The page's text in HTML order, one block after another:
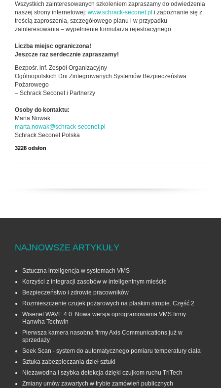
Wszystkich zainteresowanych szkoleniem zapraszamy do odwiedzenia
naszej strony internetowej: www.schrack-seconet.pl i zapoznanie się z
treścią zaproszenia, szczegółowego planu i w przypadku
zainteresowania – wypełnienie formularza rejestracyjnego.
Liczba miejsc ograniczona!
Jeszcze raz serdecznie zapraszamy!
Bezpośr. inf. Zespół Organizacyjny
Ogólnopolskich Dni Zintegrowanych Systemów Bezpieczeństwa
Pożarowego
– Schrack Seconet i Partnerzy
Osoby do kontaktu:
Marta Nowak
marta.nowak@schrack-seconet.pl
Schrack Seconet Polska
3228 odsłon
NAJNOWSZE ARTYKUŁY
Sztuczna inteligencja w systemach VMS
Korzyści z integracji zasobów w inteligentnym mieście
Bezpieczeństwo i zdrowie pracowników
Rozmieszczenie czujek pożarowych na płaskim stropie. Część 2
Wisenet WAVE 4.0. Nowa wersja oprogramowania VMS firmy
Hanwha Techwin
Pierwsza kamera nasobna firmy Axis Communications już w
sprzedaży
Seek Scan - system do automatycznego pomiaru temperatury ciała
Sztuka zabezpieczania dzieł sztuki
Niezawodna i szybka detekcja dzięki czujkom ruchu TriTech
Zmiany umów zawartych w trybie zamówień publicznych